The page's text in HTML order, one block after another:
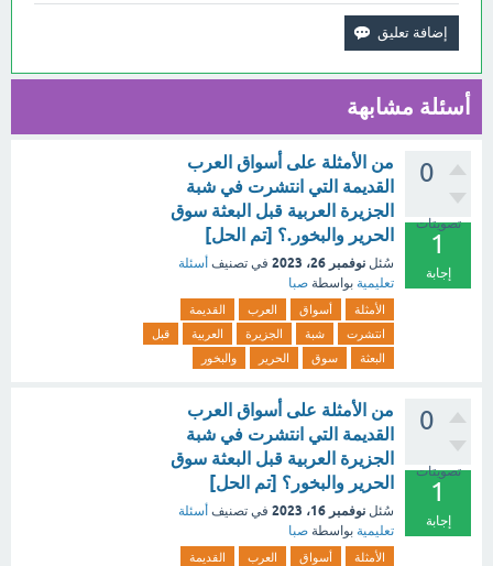
أسئلة مشابهة
0
تصويتات
1
إجابة
من الأمثلة على أسواق العرب
القديمة التي انتشرت في شبة
الجزيرة العربية قبل البعثة سوق
الحرير والبخور.؟ [تم الحل]
سُئل نوفمبر 26، 2023 في تصنيف أسئلة
تعليمية بواسطة صبا
الأمثلة أسواق العرب
القديمة
انتشرت
شبة الجزيرة العربية
قبل
البعثة
سوق الحرير والبخور
0
تصويتات
1
إجابة
من الأمثلة على أسواق العرب
القديمة التي انتشرت في شبة
الجزيرة العربية قبل البعثة سوق
الحرير والبخور؟ [تم الحل]
سُئل نوفمبر 16، 2023 في تصنيف أسئلة
تعليمية بواسطة صبا
الأمثلة أسواق العرب
القديمة